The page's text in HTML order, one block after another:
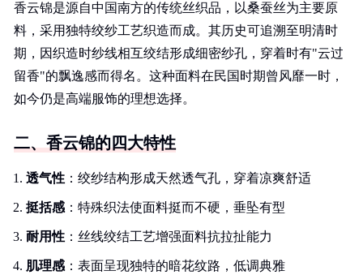
香云锦是源自中国南方的传统丝织品，以桑蚕丝为主要原
料，采用独特绞纱工艺织造而成。其历史可追溯至明清时
期，因织造时纱线相互绞结形成细密纱孔，穿着时有"云过
留香"的飘逸感而得名。这种面料在民国时期曾风靡一时，
如今仍是高端服饰的理想选择。
二、香云锦的四大特性
透气性 ：绞纱结构形成天然透气孔，穿着凉爽舒适
挺括感 ：特殊织法使面料挺而不硬，垂坠有型
耐用性 ：丝线绞结工艺增强面料抗拉扯能力
肌理感 ：表面呈现独特的暗花纹路，低调典雅